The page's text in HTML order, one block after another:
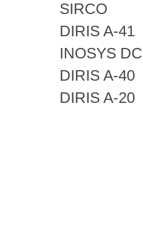
SIRCO
DIRIS A-41
INOSYS DC
DIRIS A-40
DIRIS A-20